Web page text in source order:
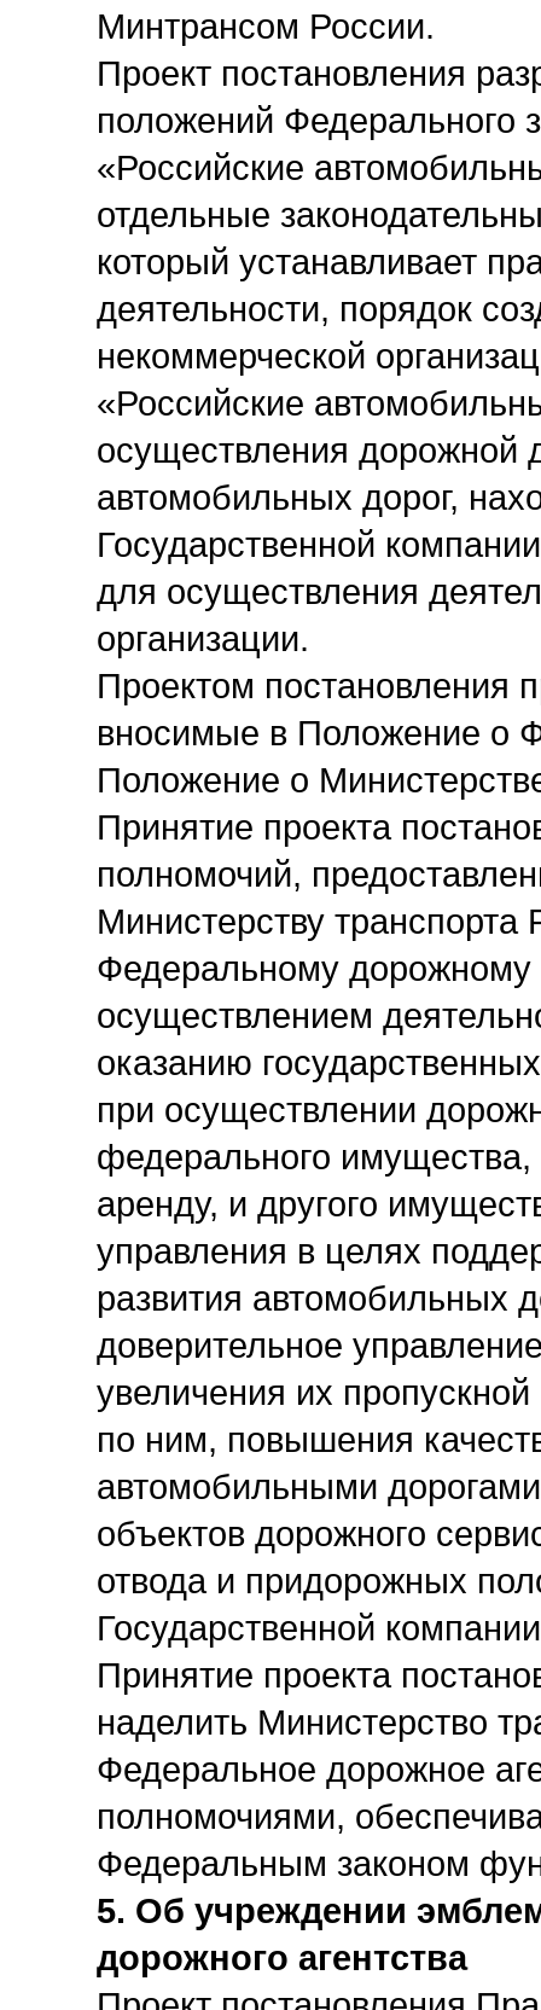
Минтрансом России.
Проект постановления
положений Федерального
«Российские
отдельные
который устанавливает
деятельности, порядок
некоммерческой
«Российские
осуществления дорожной
автомобильных дорог,
Государственной
для осуществления
организации.
Проектом постановления
вносимые в Положение о
Положение о
Принятие проекта
полномочий,
Министерству
Федеральному дорожному
осуществлением
оказанию
при осуществлении
федерального
аренду, и другого
управления в целях
развития автомобильных
доверительное
увеличения их
по ним, повышения
автомобильными
объектов дорожного
отвода и придорожных
Государственной
Принятие проекта
наделить Министерство
Федеральное дорожное
полномочиями,
Федеральным законом
5. Об учреждении
дорожного агентства